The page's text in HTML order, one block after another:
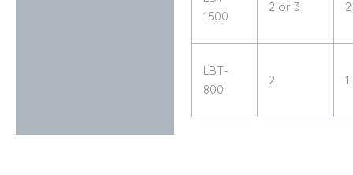
1500
2 or 3 2
LBT-
800
2 1